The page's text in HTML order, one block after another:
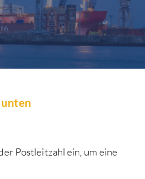
unten
Postleitzahl ein, um eine